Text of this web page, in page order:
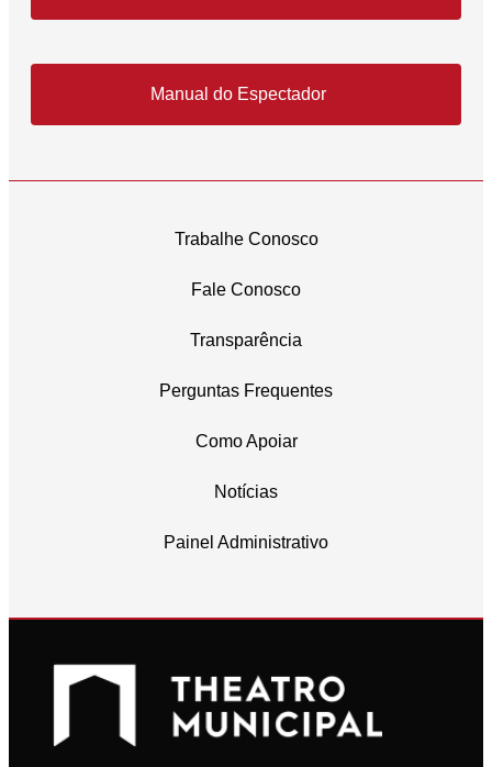
Manual do Espectador
Trabalhe Conosco
Fale Conosco
Transparência
Perguntas Frequentes
Como Apoiar
Notícias
Painel Administrativo